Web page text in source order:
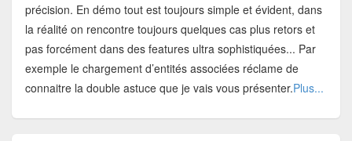
précision. En démo tout est toujours simple et évident, dans
la réalité on rencontre toujours quelques cas plus retors et
pas forcément dans des features ultra sophistiquées... Par
exemple le chargement d’entités associées réclame de
connaitre la double astuce que je vais vous présenter.Plus...